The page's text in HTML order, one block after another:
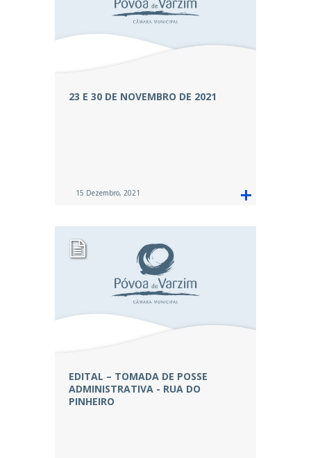
23 E 30 DE NOVEMBRO DE 2021
15 Dezembro, 2021
EDITAL – TOMADA DE POSSE
ADMINISTRATIVA - RUA DO
PINHEIRO